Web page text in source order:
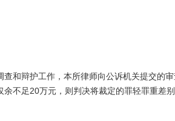
和辩护工作，本所律师向公诉机关提交的
不足20万元，则判决将裁定的罪轻罪重差